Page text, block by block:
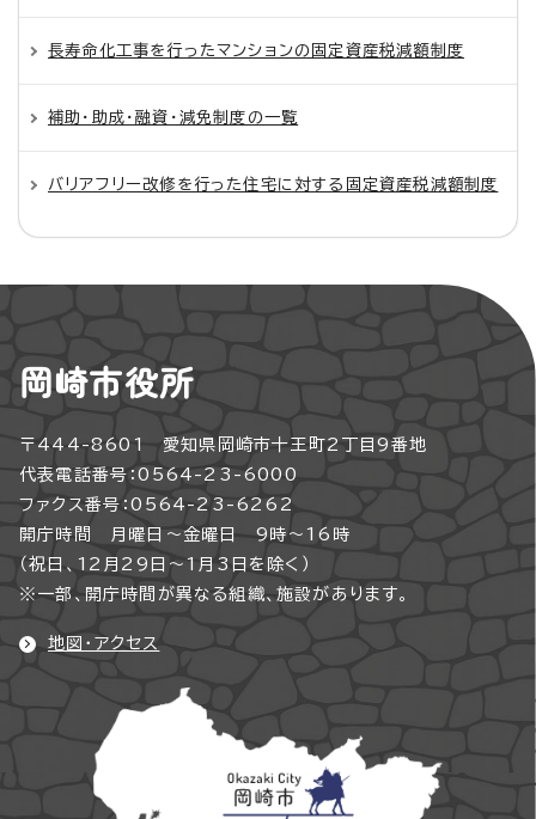
長寿命化工事を行ったマンションの固定資産税減額制度
補助・助成・融資・減免制度の一覧
バリアフリー改修を行った住宅に対する固定資産税減額制度
岡崎市役所
〒444-8601 愛知県岡崎市十王町2丁目9番地
代表電話番号：0564-23-6000
ファクス番号：0564-23-6262
開庁時間 月曜日～金曜日 9時～16時
（祝日、12月29日～1月3日を除く）
※一部、開庁時間が異なる組織、施設があります。
地図・アクセス